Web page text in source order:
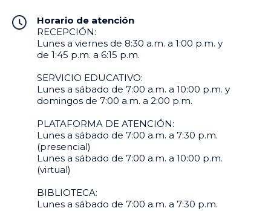
Javier Oswaldo
Macedo Portillo
u.pe
Vera
Horario de atención
RECEPCIÓN:
Lunes a viernes de 8:30 a.m. a 1:00 p.m. y
de 1:45 p.m. a 6:15 p.m.
SERVICIO EDUCATIVO:
Lunes a sábado de 7:00 a.m. a 10:00 p.m. y
domingos de 7:00 a.m. a 2:00 p.m.
PLATAFORMA DE ATENCIÓN:
Lunes a sábado de 7:00 a.m. a 7:30 p.m.
(presencial)
Lunes a sábado de 7:00 a.m. a 10:00 p.m.
(virtual)
BIBLIOTECA:
Lunes a sábado de 7:00 a.m. a 7:30 p.m.